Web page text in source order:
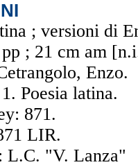
; versioni di
; 21 cm am
Enzo.
Poesia latina.
871.
LIR.
L.C. "V. Lanza"